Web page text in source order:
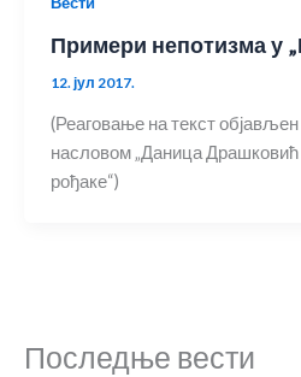
Примери непотизма у
12. јул 2017.
(Реаговање на текст објављен
насловом „Даница Драшковић
рођаке“)
Последње вести